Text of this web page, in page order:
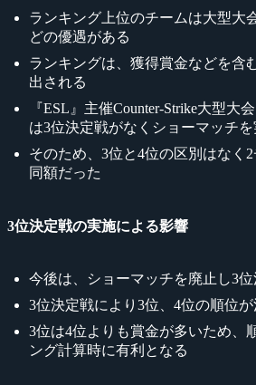
ランキング上位のチームは大型大
どの優遇がある
ランキングは、獲得賞金などを含
出される
『ESL』主催Counter-Strike大型大
は3位決定戦がなくショーマッチ
そのため、3位と4位の区別はなく
同額だった
3位決定戦の実施による影響
今後は、ショーマッチを廃止し3
3位決定戦により3位、4位の順位
3位は4位よりも賞金が多いため、
ング計算時に有利となる